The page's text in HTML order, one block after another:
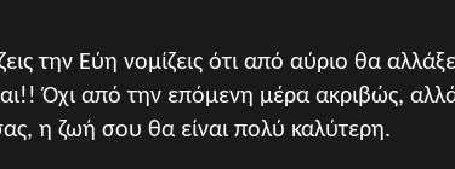
την Εύη νομίζεις ότι από αύριο θα
Όχι από την επόμενη μέρα ακριβώς,
η ζωή σου θα είναι πολύ καλύτερη.